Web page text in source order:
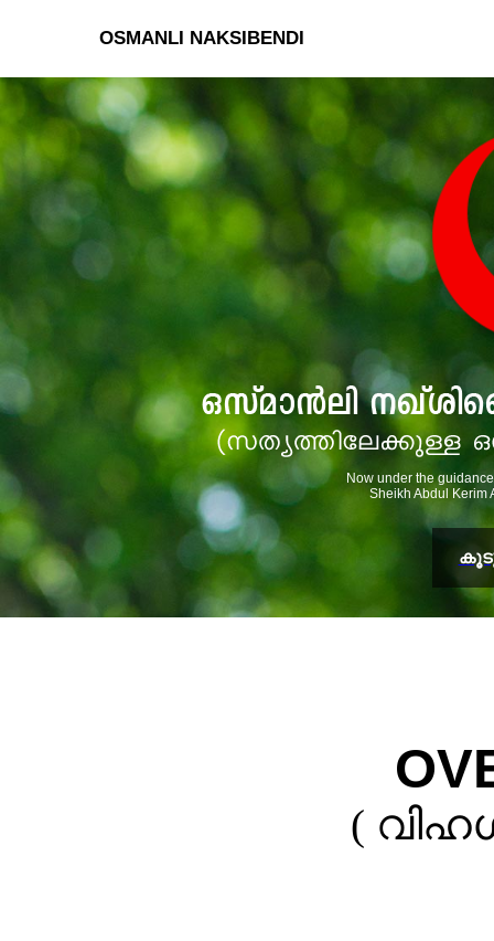
OSMANLI NAKSIBENDI
Now under the
Sheikh Abdul Kerim
(